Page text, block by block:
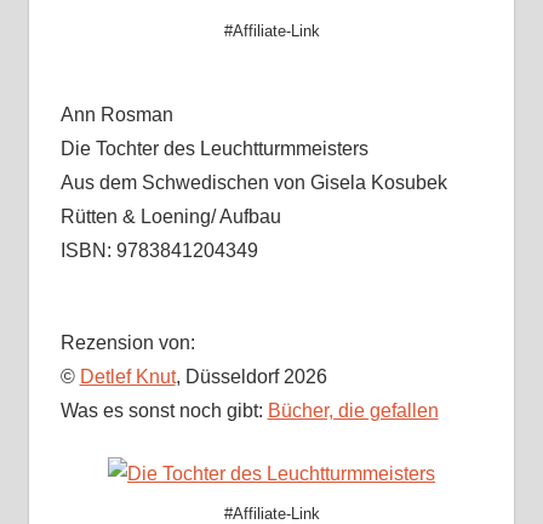
#Affiliate-Link
Ann Rosman
Die Tochter des Leuchtturmmeisters
Aus dem Schwedischen von Gisela Kosubek
Rütten & Loening/ Aufbau
ISBN: 9783841204349
Rezension von:
© Detlef Knut, Düsseldorf 2026
Was es sonst noch gibt: Bücher, die gefallen
#Affiliate-Link